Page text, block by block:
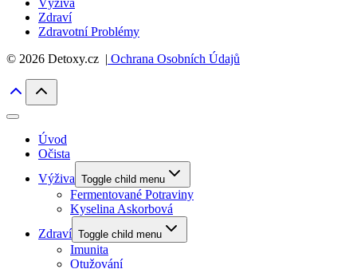
Výživa
Zdraví
Zdravotní Problémy
© 2026 Detoxy.cz | Ochrana Osobních Údajů
Úvod
Očista
Výživa Toggle child menu
Fermentované Potraviny
Kyselina Askorbová
Zdraví Toggle child menu
Imunita
Otužování